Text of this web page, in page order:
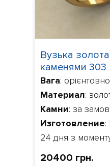
Вузька
каменями 303
Вага:
Материал:
Камни: за
Изготовление:
24 дня з
20400 грн.